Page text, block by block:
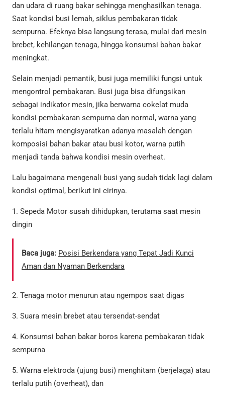
dan udara di ruang bakar sehingga menghasilkan tenaga.
Saat kondisi busi lemah, siklus pembakaran tidak
sempurna. Efeknya bisa langsung terasa, mulai dari mesin
brebet, kehilangan tenaga, hingga konsumsi bahan bakar
meningkat.
Selain menjadi pemantik, busi juga memiliki fungsi untuk
mengontrol pembakaran. Busi juga bisa difungsikan
sebagai indikator mesin, jika berwarna cokelat muda
kondisi pembakaran sempurna dan normal, warna yang
terlalu hitam mengisyaratkan adanya masalah dengan
komposisi bahan bakar atau busi kotor, warna putih
menjadi tanda bahwa kondisi mesin overheat.
Lalu bagaimana mengenali busi yang sudah tidak lagi dalam
kondisi optimal, berikut ini cirinya.
1. Sepeda Motor susah dihidupkan, terutama saat mesin
dingin
Baca juga: Posisi Berkendara yang Tepat Jadi Kunci
Aman dan Nyaman Berkendara
2. Tenaga motor menurun atau ngempos saat digas
3. Suara mesin brebet atau tersendat-sendat
4. Konsumsi bahan bakar boros karena pembakaran tidak
sempurna
5. Warna elektroda (ujung busi) menghitam (berjelaga) atau
terlalu putih (overheat), dan